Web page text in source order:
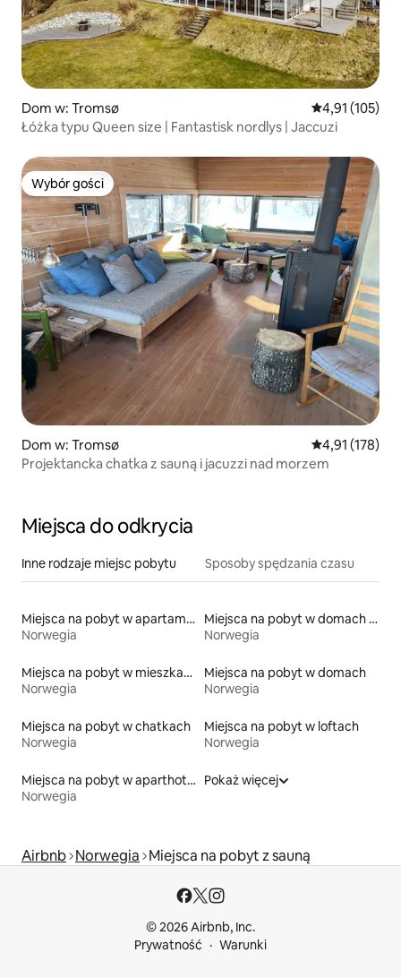
Dom w: Tromsø Średnia
4,91 (105)
Łóżka typu Queen size | Fantastisk nordlys | Jaccuzi
Wybór gości
Wybór gości
Dom w: Tromsø Średnia
4,91 (178)
Projektancka chatka z sauną i jacuzzi nad morzem
Miejsca do odkrycia
Inne rodzaje miejsc pobytu Sposoby spędzania czasu
Miejsca na pobyt w apartamentach z obsługą
Norwegia
Miejsca na pobyt w domach kopułowych
Norwegia
Miejsca na pobyt w mieszkaniach
Norwegia
Miejsca na pobyt w domach
Norwegia
Miejsca na pobyt w chatkach
Norwegia
Miejsca na pobyt w loftach
Norwegia
Miejsca na pobyt w aparthotelach
Norwegia
Pokaż więcej
Airbnb Norwegia Miejsca na pobyt z sauną
© 2026 Airbnb, Inc.
Prywatność
Warunki